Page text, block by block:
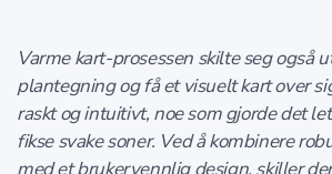
Varme kart-prosessen skilte seg også
plantegning og få et visuelt kart over
raskt og intuitivt, noe som gjorde det
fikse svake soner. Ved å kombinere
med et brukervennlig design, skiller